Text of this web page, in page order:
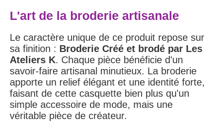
L'art de la broderie artisanale
Le caractère unique de ce produit repose sur
sa finition : Broderie Créé et brodé par Les
Ateliers K. Chaque pièce bénéficie d'un
savoir-faire artisanal minutieux. La broderie
apporte un relief élégant et une identité forte,
faisant de cette casquette bien plus qu'un
simple accessoire de mode, mais une
véritable pièce de créateur.